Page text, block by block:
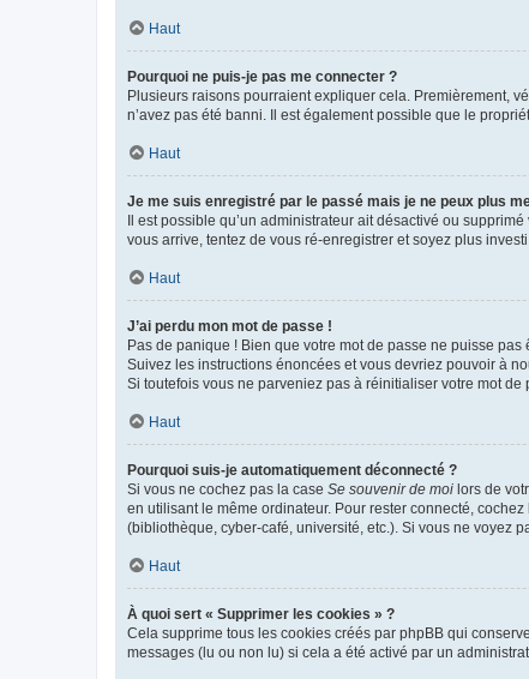
Haut
Pourquoi ne puis-je pas me connecter ?
Plusieurs raisons pourraient expliquer cela. Premièrement,
n’avez pas été banni. Il est également possible que le
Haut
Je me suis enregistré par le passé mais je ne peux plus
Il est possible qu’un administrateur ait désactivé ou
vous arrive, tentez de vous ré-enregistrer et soyez plus investi
Haut
J’ai perdu mon mot de passe !
Pas de panique ! Bien que votre mot de passe ne puisse
Suivez les instructions énoncées et vous devriez pouvoir à
Si toutefois vous ne parveniez pas à réinitialiser votre mot de
Haut
Pourquoi suis-je automatiquement déconnecté ?
Si vous ne cochez pas la case Se souvenir de moi lors de
en utilisant le même ordinateur. Pour rester connecté, cochez
(bibliothèque, cyber-café, université, etc.). Si vous ne voyez
Haut
À quoi sert « Supprimer les cookies » ?
Cela supprime tous les cookies créés par phpBB qui
messages (lu ou non lu) si cela a été activé par un